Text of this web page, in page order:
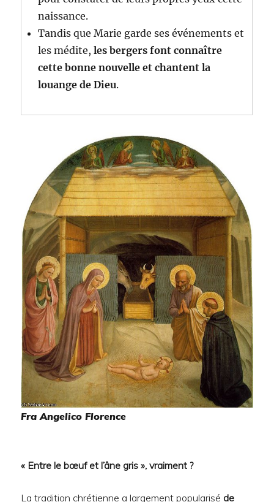
naissance.
Tandis que Marie garde ses événements et
les médite,les bergers font connaître
cette bonne nouvelle et chantent la
louange de Dieu.
Fra Angelico Florence
« Entre le bœuf et l’âne gris », vraiment ?
La tradition chrétienne a largement popularisé de